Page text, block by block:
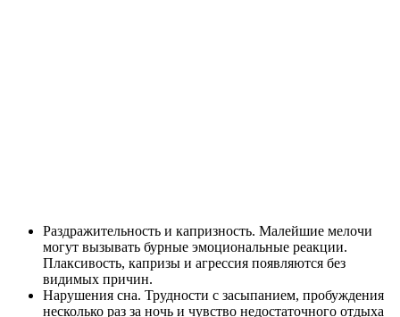
Раздражительность и капризность. Малейшие мелочи
могут вызывать бурные эмоциональные реакции.
Плаксивость, капризы и агрессия появляются без
видимых причин.
Нарушения сна. Трудности с засыпанием, пробуждения
несколько раз за ночь и чувство недостаточного отдыха